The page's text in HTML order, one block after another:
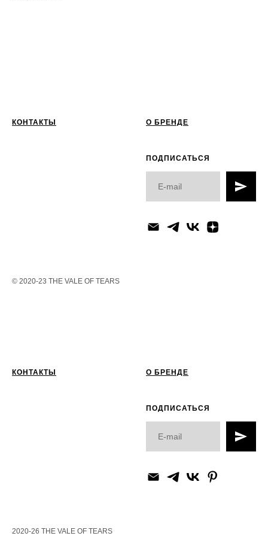
КОНТАКТЫ О БРЕНДЕ
ПОДПИСАТЬСЯ
© 2020-23 THE VALE OF TEARS
КОНТАКТЫ О БРЕНДЕ
ПОДПИСАТЬСЯ
2020-26 THE VALE OF TEARS